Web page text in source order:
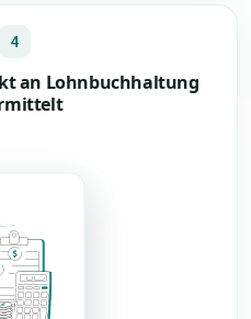
4
an Lohnbuchhaltung